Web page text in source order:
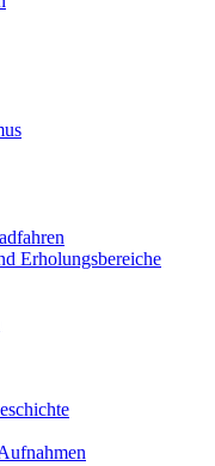
Erholungsbereiche